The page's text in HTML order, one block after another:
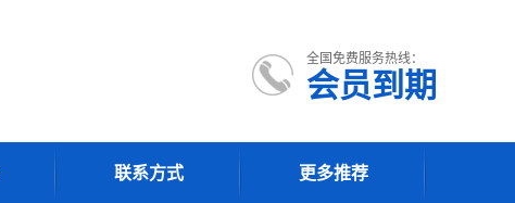
全国免费服务热线：
会员到期
联系方式 更多推荐